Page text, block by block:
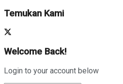
Temukan Kami
Welcome Back!
Login to your account below